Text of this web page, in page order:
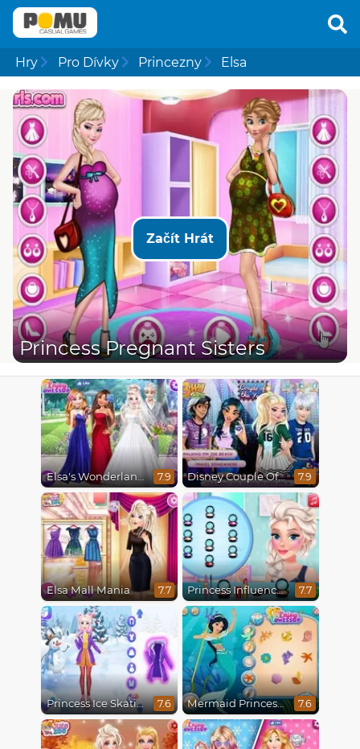
Hry Pro Dívky Princezny Elsa
Začít Hrát
Princess Pregnant Sisters
Elsa's Wonderland Wedding 7.9 Disney Couple Of The Year 7.9
Elsa Mall Mania 7.7 Princess Influencer Winter Wonderland 7.7
Princess Ice Skating Adventure 7.6 Mermaid Princesses 7.6